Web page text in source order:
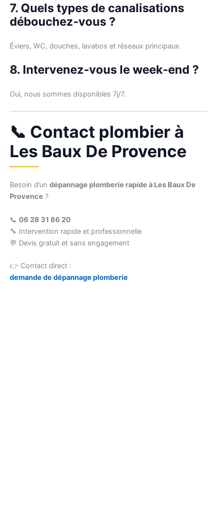
7. Quels types de canalisations
débouchez-vous ?
Éviers, WC, douches, lavabos et réseaux principaux.
8. Intervenez-vous le week-end ?
Oui, nous sommes disponibles 7j/7.
📞 Contact plombier à
Les Baux De Provence
Besoin d’un dépannage plomberie rapide à Les Baux De
Provence ?
📞 06 28 31 86 20
🔧 Intervention rapide et professionnelle
💬 Devis gratuit et sans engagement
👉 Contact direct :
demande de dépannage plomberie